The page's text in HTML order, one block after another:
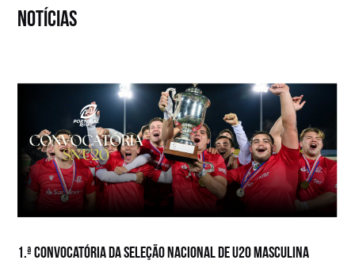
notícias
1.ª convocatória da Seleção Nacional de U20 Masculina